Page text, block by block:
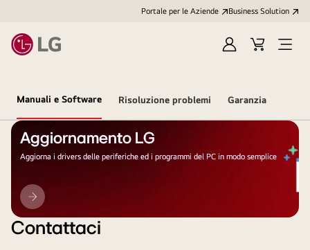
Portale per le Aziende Business Solution
AccediCart
Open
Manuali e Software Risoluzione problemi Garanzia
Aggiornamento LG
Aggiorna i drivers delle periferiche ed i programmi del PC in modo semplice
Aggiornamento
LG
Contattaci